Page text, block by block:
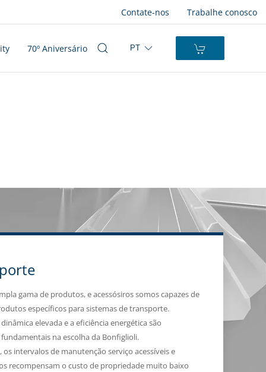
Contate-nos Trabalhe conosco
70º Aniversário PT
gama de produtos, e acessósiros somos capazes de
específicos para sistemas de transporte.
elevada e a eficiência energética são
na escolha da Bonfiglioli.
os intervalos de manutenção serviço acessíveis e
recompensam o custo de propriedade muito baixo